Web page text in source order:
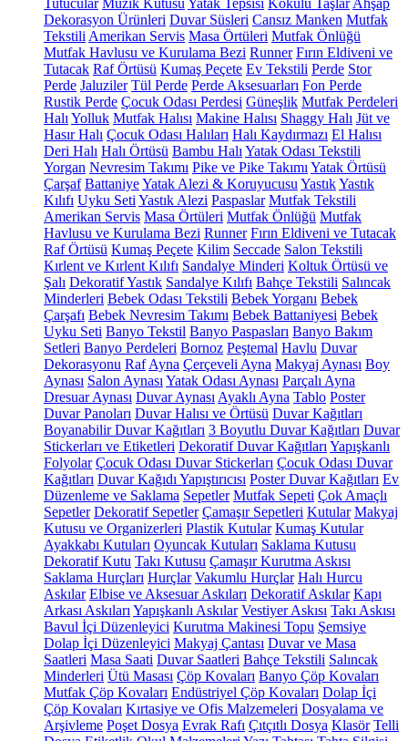
Tutucular Müzik Kutusu Yatak Tepsisi Kokulu Taşlar Ahşap
Dekorasyon Ürünleri Duvar Süsleri Cansız Manken Mutfak
Tekstili Amerikan Servis Masa Örtüleri Mutfak Önlüğü
Mutfak Havlusu ve Kurulama Bezi Runner Fırın Eldiveni ve
Tutacak Raf Örtüsü Kumaş Peçete Ev Tekstili Perde Stor
Perde Jaluziler Tül Perde Perde Aksesuarları Fon Perde
Rustik Perde Çocuk Odası Perdesi Güneşlik Mutfak Perdeleri
Halı Yolluk Mutfak Halısı Makine Halısı Shaggy Halı Jüt ve
Hasır Halı Çocuk Odası Halıları Halı Kaydırmazı El Halısı
Deri Halı Halı Örtüsü Bambu Halı Yatak Odası Tekstili
Yorgan Nevresim Takımı Pike ve Pike Takımı Yatak Örtüsü
Çarşaf BattaniyeYatak Alezi & Koruyucusu YastıkYastık
Kılıfı Uyku Seti Yastık Alezi Paspaslar Mutfak Tekstili
Amerikan Servis Masa Örtüleri Mutfak Önlüğü Mutfak
Havlusu ve Kurulama Bezi Runner Fırın Eldiveni ve Tutacak
Raf Örtüsü Kumaş Peçete Kilim Seccade Salon Tekstili
Kırlent ve Kırlent Kılıfı Sandalye Minderi Koltuk Örtüsü ve
Şalı Dekoratif Yastık Sandalye Kılıfı Bahçe Tekstili Salıncak
Minderleri Bebek Odası Tekstili Bebek Yorganı Bebek
Çarşafı Bebek Nevresim Takımı Bebek Battaniyesi Bebek
Uyku Seti Banyo Tekstil Banyo Paspasları Banyo Bakım
Setleri Banyo Perdeleri Bornoz Peştemal Havlu Duvar
Dekorasyonu Raf Ayna Çerçeveli Ayna Makyaj Aynası Boy
Aynası Salon Aynası Yatak Odası Aynası Parçalı Ayna
Dresuar Aynası Duvar Aynası Ayaklı Ayna Tablo Poster
Duvar Panoları Duvar Halısı ve Örtüsü Duvar Kağıtları
Boyanabilir Duvar Kağıtları 3 Boyutlu Duvar Kağıtları Duvar
Stickerları ve Etiketleri Dekoratif Duvar Kağıtları Yapışkanlı
Folyolar Çocuk Odası Duvar Stickerları Çocuk Odası Duvar
Kağıtları Duvar Kağıdı Yapıştırıcısı Poster Duvar Kağıtları Ev
Düzenleme ve Saklama Sepetler Mutfak Sepeti Çok Amaçlı
Sepetler Dekoratif Sepetler Çamaşır Sepetleri Kutular Makyaj
Kutusu ve Organizerleri Plastik Kutular Kumaş Kutular
Ayakkabı Kutuları Oyuncak Kutuları Saklama Kutusu
Dekoratif Kutu Takı Kutusu Çamaşır Kurutma Askısı
Saklama Hurçları Hurçlar Vakumlu Hurçlar Halı Hurcu
Askılar Elbise ve Aksesuar Askıları Dekoratif Askılar Kapı
Arkası Askıları Yapışkanlı Askılar Vestiyer Askısı Takı Askısı
Bavul İçi Düzenleyici Kurutma Makinesi Topu Şemsiye
Dolap İçi Düzenleyici Makyaj Çantası Duvar ve Masa
Saatleri Masa Saati Duvar Saatleri Bahçe Tekstili Salıncak
Minderleri Ütü Masası Çöp Kovaları Banyo Çöp Kovaları
Mutfak Çöp Kovaları Endüstriyel Çöp Kovaları Dolap İçi
Çöp Kovaları Kırtasiye ve Ofis Malzemeleri Dosyalama ve
Arşivleme Poşet Dosya Evrak Rafı Çıtçıtlı Dosya Klasör Telli